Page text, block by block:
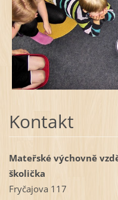
Kontakt
Mateřské výchovně
školička
Fryčajova 117